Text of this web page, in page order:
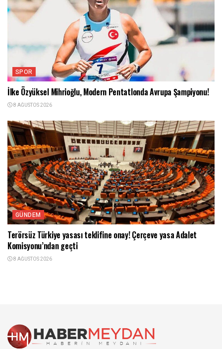
SPOR
İlke Özyüksel Mihrioğlu, Modern Pentatlonda Avrupa Şampiyonu!
8 AĞUSTOS 2026
GÜNDEM
Terörsüz Türkiye yasası teklifine onay! Çerçeve yasa Adalet
Komisyonu’ndan geçti
8 AĞUSTOS 2026